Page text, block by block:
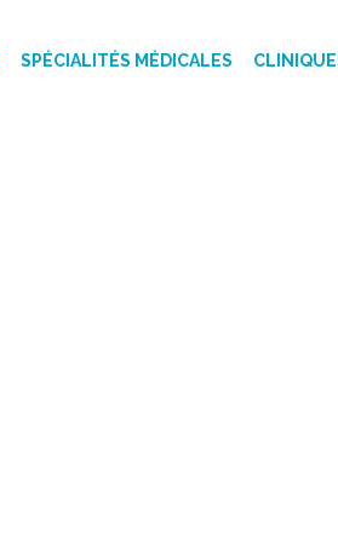
SPÉCIALITÉS MÉDICALES